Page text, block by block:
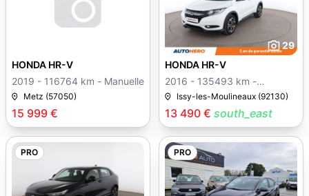
15 999 €
HONDA HR-V
2019 - 116764 km - Manuelle
Metz (57050)
29
13 490 € south_east
HONDA HR-V
2016 - 135493 km -
Manuelle
Issy-les-Moulineaux (92130)
PRO PRO